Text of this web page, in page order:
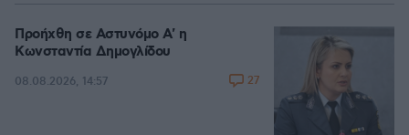
Προήχθη σε Αστυνόμο Α' η
Κωνσταντία Δημογλίδου
08.08.2026, 14:57 27